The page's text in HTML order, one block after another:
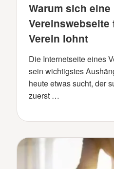
Warum sich eine
Vereinswebseite
Verein lohnt
Die Internetseite eines
sein wichtigstes
heute etwas sucht, der
zuerst …